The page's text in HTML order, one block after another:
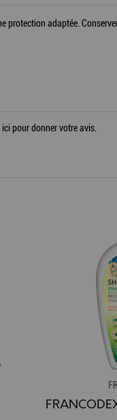
protection adaptée.
pour donner votre avis.